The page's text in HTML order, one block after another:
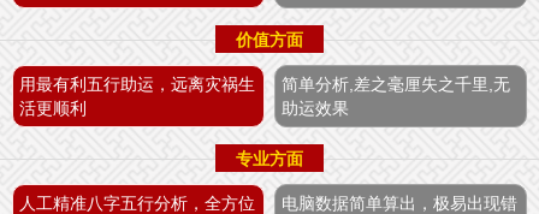
价值方面
用最有利五行助运，远离灾祸生
活更顺利
简单分析,差之毫厘失之千里,无
助运效果
专业方面
人工精准八字五行分析，全方位
电脑数据简单算出，极易出现错